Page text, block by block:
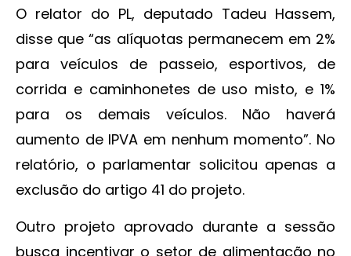
O relator do PL, deputado Tadeu Hassem,
disse que “as alíquotas permanecem em 2%
para veículos de passeio, esportivos, de
corrida e caminhonetes de uso misto, e 1%
para os demais veículos. Não haverá
aumento de IPVA em nenhum momento”. No
relatório, o parlamentar solicitou apenas a
exclusão do artigo 41 do projeto.
Outro projeto aprovado durante a sessão
busca incentivar o setor de alimentação no